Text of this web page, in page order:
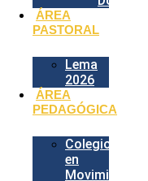
ÁREA
PASTORAL
Lema
2026
ÁREA
PEDAGÓGICA
Colegio
en
Movimiento